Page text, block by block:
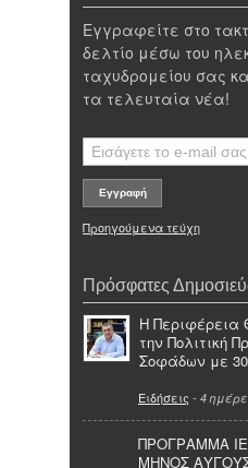
Εγγραφείτε στο
δελτίο μέσω του
ταχυδρομείου σας
τα τελευταία νέα!
Προηγούμενα τεύχη
Πρόσφατες
Η Περιφέρεια
την Πολιτική
Σοφάδων με
Ειδήσεις - 4
ΠΡΟΓΡΑΜΜΑ
ΜΗΝΟΣ